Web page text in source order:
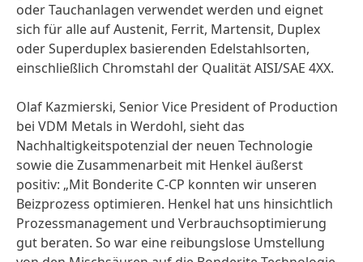
oder Tauchanlagen verwendet werden und eignet
sich für alle auf Austenit, Ferrit, Martensit, Duplex
oder Superduplex basierenden Edelstahlsorten,
einschließlich Chromstahl der Qualität AISI/SAE 4XX.
Olaf Kazmierski, Senior Vice President of Production
bei VDM Metals in Werdohl, sieht das
Nachhaltigkeitspotenzial der neuen Technologie
sowie die Zusammenarbeit mit Henkel äußerst
positiv: „Mit Bonderite C-CP konnten wir unseren
Beizprozess optimieren. Henkel hat uns hinsichtlich
Prozessmanagement und Verbrauchsoptimierung
gut beraten. So war eine reibungslose Umstellung